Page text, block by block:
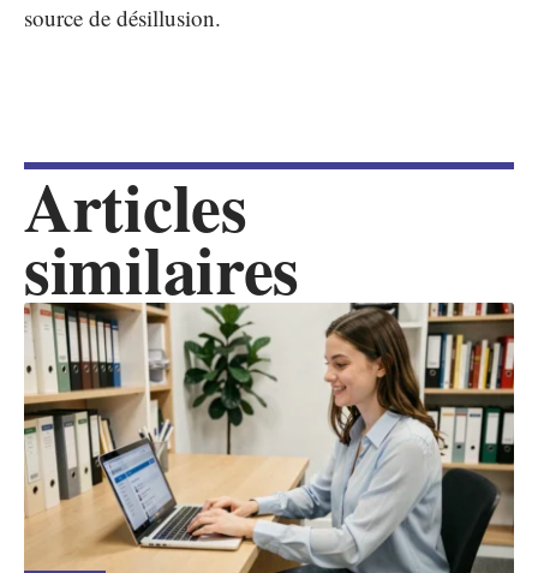
source de désillusion.
Articles
similaires